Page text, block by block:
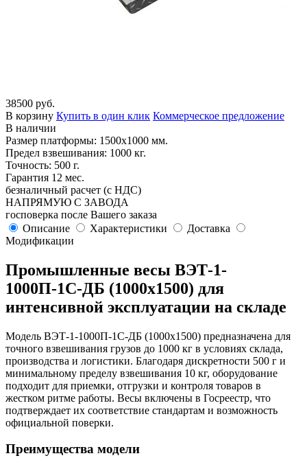
38500 руб.
В корзину Купить в один клик Коммерческое предложение
В наличии
Размер платформы: 1500х1000 мм.
Предел взвешивания: 1000 кг.
Точность: 500 г.
Гарантия 12 мес.
безналичный расчет (с НДС)
НАПРЯМУЮ С ЗАВОДА
госповерка после Вашего заказа
Описание
Характеристики
Доставка
Модификации
Промышленные весы ВЭТ-1-
1000П-1С-ДБ (1000х1500) для
интенсивной эксплуатации на складе
Модель ВЭТ-1-1000П-1С-ДБ (1000х1500) предназначена для
точного взвешивания грузов до 1000 кг в условиях склада,
производства и логистики. Благодаря дискретности 500 г и
минимальному пределу взвешивания 10 кг, оборудование
подходит для приемки, отгрузки и контроля товаров в
жестком ритме работы. Весы включены в Госреестр, что
подтверждает их соответствие стандартам и возможность
официальной поверки.
Преимущества модели